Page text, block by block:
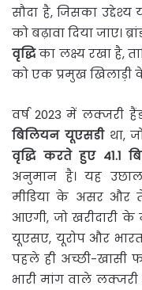
सौदा है, जिसका
को बढ़ावा दिया जाए।
वृद्धिका लक्ष्य रखा है,
को एक प्रमुख खिलाड़ी
वर्ष 2023 में लक्जरी
बिलियन यूएसडीथा,
वृद्धि करते हुए41.1
अनुमान है। यह
मीडिया के असर और
आएगी, जो खरीदारी के
यूएसए, यूरोप और भारत
पहले ही अच्छी-खासी
भारी मांग वाले